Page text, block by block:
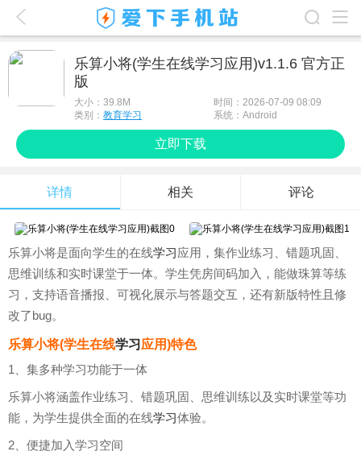
最新游戏
游戏攻略
乐算小将(学生在线学习应用)v1.1.6 官方正
版
大小： 39.8M
时间：2026-07-09 08:09
类别： 教育学习 系统：Android
立即下载
详情 相关 评论
乐算小将是面向学生的在线学习应用，集作业练习、错题巩固、
思维训练和实时课堂于一体。学生凭房间码加入，能做珠算等练
习，支持语音播报、可视化展示与答题交互，还有新版特性且修
改了bug。
乐算小将(学生在线学习 应用)特色
1、集多种学习功能于一体
乐算小将涵盖作业练习、错题巩固、思维训练以及实时课堂等功
能，为学生提供全面的在线学习体验。
2、便捷加入学习空间